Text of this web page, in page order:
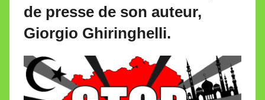
l
V
de presse de son auteur,
Giorgio Ghiringhelli.